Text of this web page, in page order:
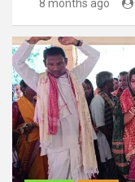
8 months ago